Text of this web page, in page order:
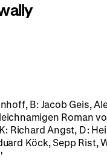
B: Jacob Geis,
Roman
Richard Angst, D:
Köck, Sepp Rist,